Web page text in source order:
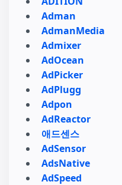
Adman
AdmanMedia
Admixer
AdOcean
AdPicker
AdPlugg
Adpon
AdReactor
애드센스
AdSensor
AdsNative
AdSpeed